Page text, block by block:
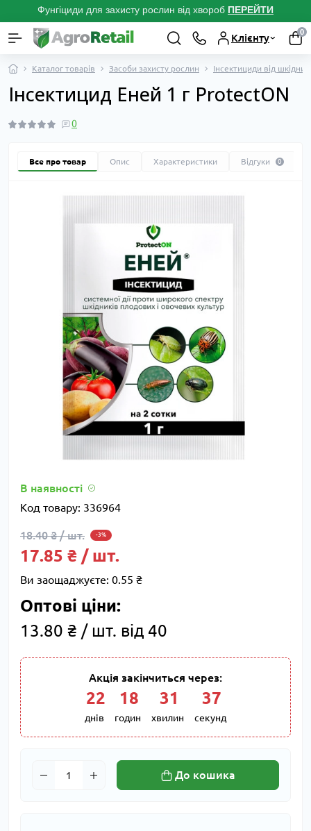
Фунгіциди для захисту рослин від хвороб ПЕРЕЙТИ
Клієнту
0
Каталог товарів Засоби захисту рослин Інсектициди від
Інсектицид Еней 1 г ProtectON
0
Все про товар Опис Характеристики Відгуки 0
В наявності
Код товару: 336964
18.40 ₴ / шт. -3%
17.85 ₴ / шт.
Ви заощаджуєте: 0.55 ₴
Оптові ціни:
13.80 ₴ / шт. від 40
Акція закінчиться через:
22
днів
18
годин
31
хвилин
36
секунд
До кошика